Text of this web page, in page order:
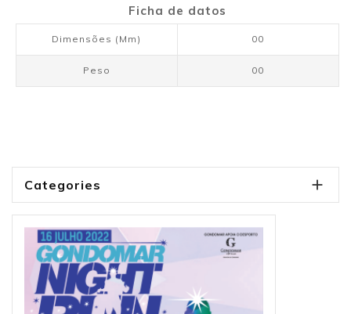
Ficha de datos
Dimensões (mm) 00
Peso 00
Categories 